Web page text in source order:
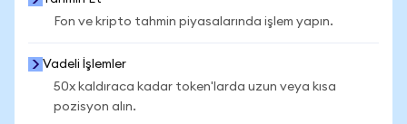
Fon ve kripto tahmin piyasalarında işlem yapın.
Vadeli İşlemler
50x kaldıraca kadar token'larda uzun veya kısa
pozisyon alın.